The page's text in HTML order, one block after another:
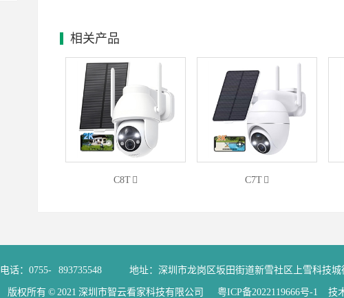
相关产品
C8T C7T
电话：0755- 893735548 地址：深圳市龙岗区坂田街道新雪社区上雪科技城
版权所有 © 2021 深圳市智云看家科技有限公司 粤ICP备2022119666号-1 技